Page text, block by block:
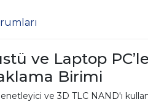
ve Laptop
Birimi
ve 3D TLC NAND'ı